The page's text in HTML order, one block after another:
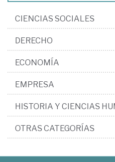
CIENCIAS SOCIALES
DERECHO
ECONOMÍA
EMPRESA
HISTORIA Y CIENCIAS
OTRAS CATEGORÍAS